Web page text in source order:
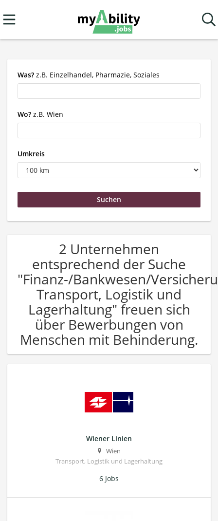
Was? z.B. Einzelhandel, Pharmazie, Soziales
Wo? z.B. Wien
Umkreis
2 Unternehmen
entsprechend der Suche
"Finanz-/Bankwesen/
Transport, Logistik und
Lagerhaltung" freuen sich
über Bewerbungen von
Menschen mit Behinderung.
Wiener Linien
Wien
Transport, Logistik und Lagerhaltung
6 Jobs